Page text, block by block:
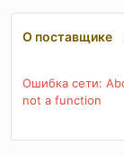
О поставщике
Ошибка сети:
not a function